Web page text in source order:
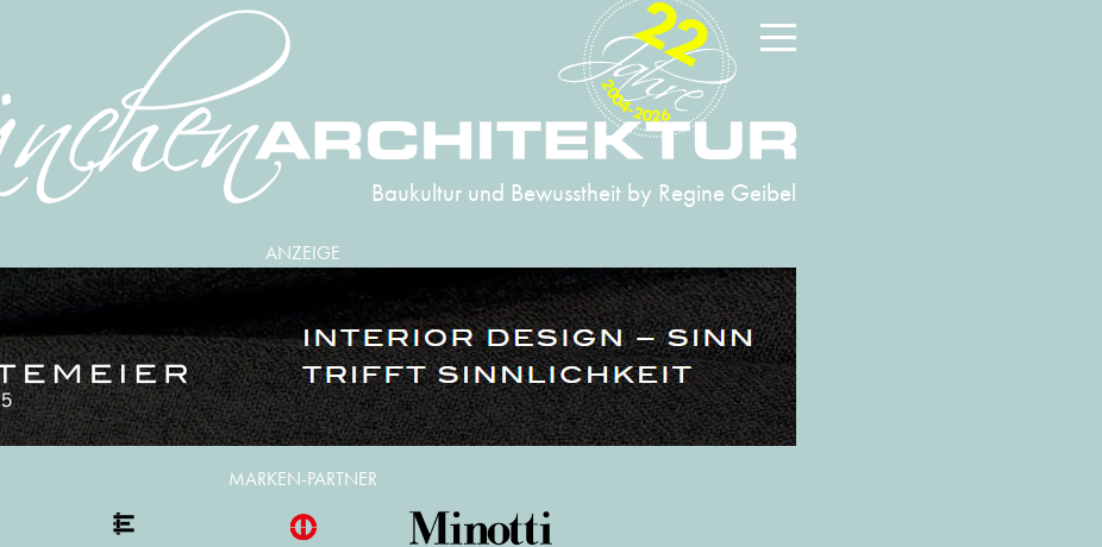
Baukultur und Bewusstheit by Regine Geibel
2004-2026
22
ANZEIGE